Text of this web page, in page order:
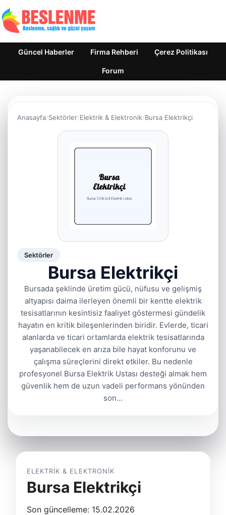
Güncel Haberler Firma Rehberi Çerez Politikası
Forum
Anasayfa Sektörler Elektrik & Elektronik Bursa Elektrikçi
Sektörler
Bursa Elektrikçi
Bursada şeklinde üretim gücü, nüfusu ve gelişmiş
altyapısı daima ilerleyen önemli bir kentte elektrik
tesisatlarının kesintisiz faaliyet göstermesi gündelik
hayatın en kritik bileşenlerinden biridir. Evlerde, ticari
alanlarda ve ticari ortamlarda elektrik tesisatlarında
yaşanabilecek en arıza bile hayat konforunu ve
çalışma süreçlerini direkt etkiler. Bu nedenle
profesyonel Bursa Elektrik Ustası desteği almak hem
güvenlik hem de uzun vadeli performans yönünden
son…
ELEKTRIK & ELEKTRONIK
Bursa Elektrikçi
Son güncelleme: 15.02.2026